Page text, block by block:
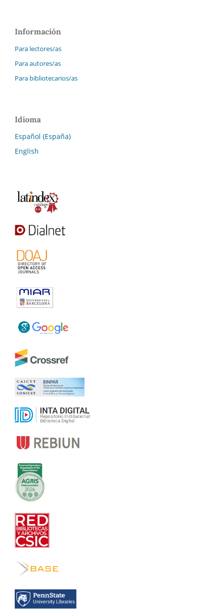
Información
Para lectores/as
Para autores/as
Para bibliotecarios/as
Idioma
Español (España)
English